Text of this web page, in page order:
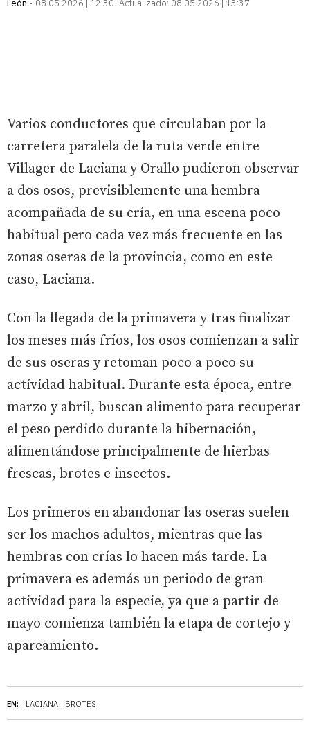
León
08.05.2026 | 12:30 Actualizado: 08.05.2026 | 13:37
EN: LACIANA BROTES
Varios conductores que circulaban por la
carretera paralela de la ruta verde entre
Villager de Laciana y Orallo pudieron observar
a dos osos, previsiblemente una hembra
acompañada de su cría, en una escena poco
habitual pero cada vez más frecuente en las
zonas oseras de la provincia, como en este
caso, Laciana.
Con la llegada de la primavera y tras finalizar
los meses más fríos, los osos comienzan a salir
de sus oseras y retoman poco a poco su
actividad habitual. Durante esta época, entre
marzo y abril, buscan alimento para recuperar
el peso perdido durante la hibernación,
alimentándose principalmente de hierbas
frescas, brotes e insectos.
Los primeros en abandonar las oseras suelen
ser los machos adultos, mientras que las
hembras con crías lo hacen más tarde. La
primavera es además un periodo de gran
actividad para la especie, ya que a partir de
mayo comienza también la etapa de cortejo y
apareamiento.